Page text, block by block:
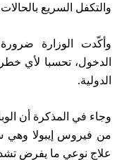
والتكفل السريع
وأكّدت الوزارة
الدخول، تحسبا لأي
الدولية.
وجاء في المذكرة أن
من فيروس إيبولا وهي
علاج نوعي ما يفرض